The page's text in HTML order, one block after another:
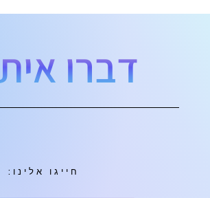
דברו
חייגו אלינו: